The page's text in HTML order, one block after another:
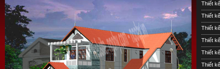
Thiết
Thiết
Thiết
Thiết
Thiết
Thiết